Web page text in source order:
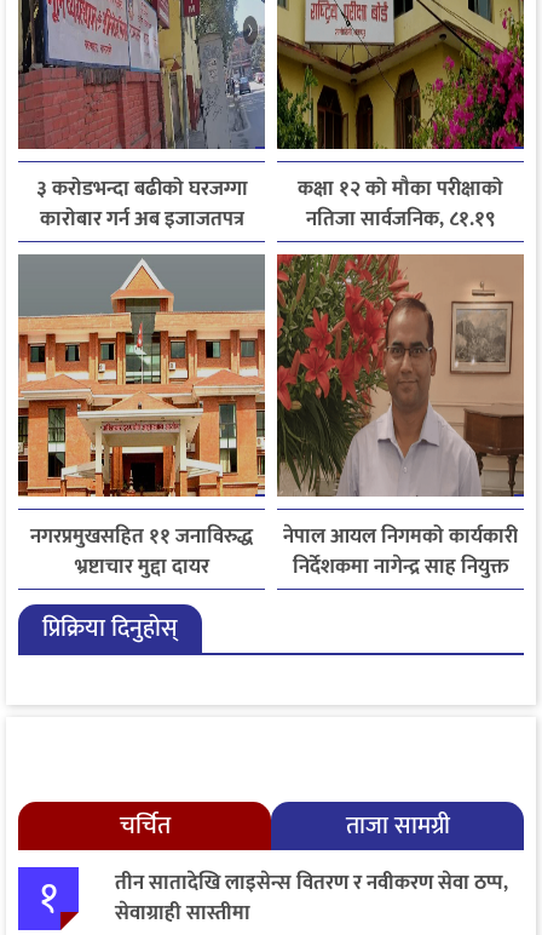
३ करोडभन्दा बढीको घरजग्गा
कारोबार गर्न अब इजाजतपत्र
अनिवार्य
कक्षा १२ को मौका परीक्षाको
नतिजा सार्वजनिक, ८१.१९
प्रतिशत विद्यार्थी उत्तीर्ण
नगरप्रमुखसहित ११ जनाविरुद्ध
भ्रष्टाचार मुद्दा दायर
नेपाल आयल निगमको कार्यकारी
निर्देशकमा नागेन्द्र साह नियुक्त
प्रिक्रिया दिनुहोस्
चर्चित ताजा सामग्री
१
तीन सातादेखि लाइसेन्स वितरण र नवीकरण सेवा ठप्प,
सेवाग्राही सास्तीमा